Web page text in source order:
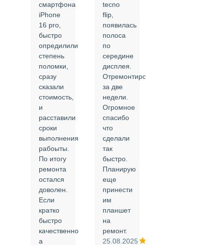
смартфона
iPhone
16 pro,
быстро
опредилили
степень
поломки,
сразу
сказали
стоимость,
и
расставили
сроки
выполнения
рабоыты.
По итогу
ремонта
остался
доволен.
Если
кратко
быстро
качественно
а
tecno
flip,
появилась
полоса
по
середине
дисплея.
Отремонтировали
за две
недели.
Огромное
спасибо
что
сделали
так
быстро.
Планирую
еще
принести
им
планшет
на
ремонт.
25.08.2025